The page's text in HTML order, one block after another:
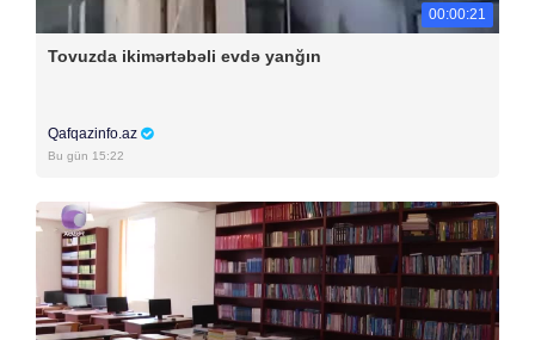
00:00:21
Tovuzda ikimərtəbəli evdə yanğın
Qafqazinfo.az
Bu gün 15:22